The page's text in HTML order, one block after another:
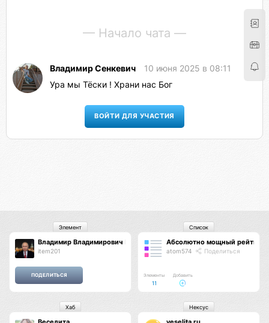
— Начало чата —
Владимир Сенкевич
10 июня 2025 в 08:11
Ура мы Тёски ! Храни нас Бог
ВОЙТИ ДЛЯ УЧАСТИЯ
Владимир Владимирович Путин
item201
Элемент
Абсолютно мощный рейтинг
atom574 Поделиться
Элементы
11
Добавить
Список
Хаб Нексус